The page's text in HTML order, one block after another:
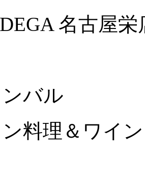
名古屋栄
バル
料理＆ワイ